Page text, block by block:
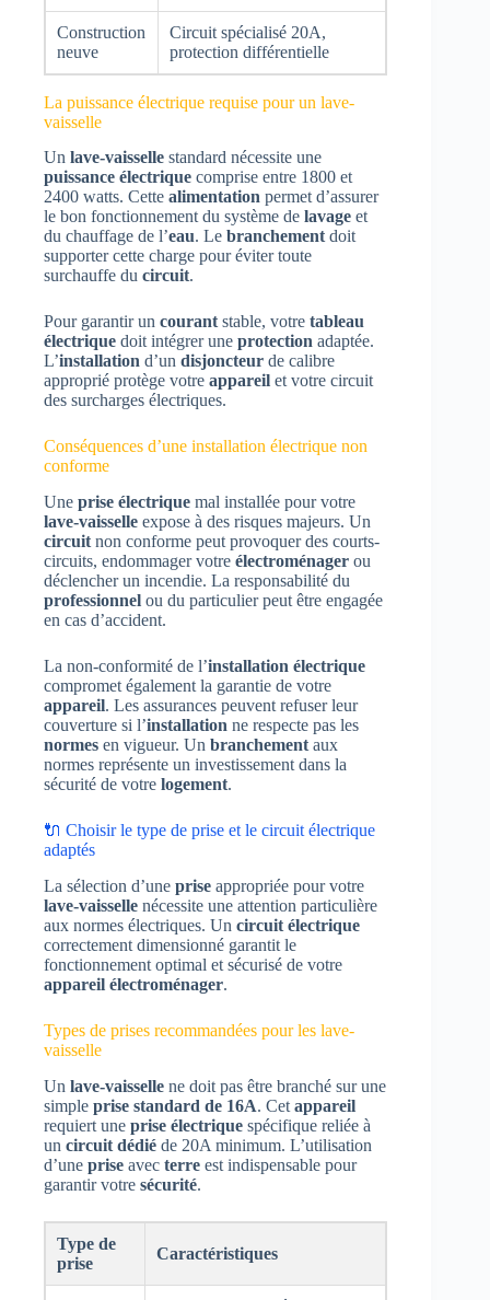
Construction
neuve
Circuit spécialisé 20A,
protection différentielle
La puissance électrique requise pour un lave-
vaisselle
Un lave-vaisselle standard nécessite une
puissance électrique comprise entre 1800 et
2400 watts. Cette alimentation permet d’assurer
le bon fonctionnement du système de lavage et
du chauffage de l’eau. Le branchementdoit
supporter cette charge pour éviter toute
surchauffe du circuit.
Pour garantir un courantstable, votre tableau
électrique doit intégrer une protection adaptée.
L’installation d’un disjoncteur de calibre
approprié protège votre appareil et votre circuit
des surcharges électriques.
Conséquences d’une installation électrique non
conforme
Une prise électrique mal installée pour votre
lave-vaisselle expose à des risques majeurs. Un
circuit non conforme peut provoquer des courts-
circuits, endommager votre électroménager ou
déclencher un incendie. La responsabilité du
professionnel ou du particulier peut être engagée
en cas d’accident.
La non-conformité de l’installation électrique
compromet également la garantie de votre
appareil. Les assurances peuvent refuser leur
couverture si l’installation ne respecte pas les
normes en vigueur. Un branchement aux
normes représente un investissement dans la
sécurité de votre logement.
🔌 Choisir le type de prise et le circuit électrique
adaptés
La sélection d’une prise appropriée pour votre
lave-vaisselle nécessite une attention particulière
aux normes électriques. Un circuit électrique
correctement dimensionné garantit le
fonctionnement optimal et sécurisé de votre
appareil électroménager.
Types de prises recommandées pour les lave-
vaisselle
Un lave-vaisselle ne doit pas être branché sur une
simple prise standard de 16A. Cet appareil
requiert une prise électrique spécifique reliée à
un circuit dédié de 20A minimum. L’utilisation
d’une prise avec terre est indispensable pour
garantir votre sécurité.
Type de
prise
Caractéristiques